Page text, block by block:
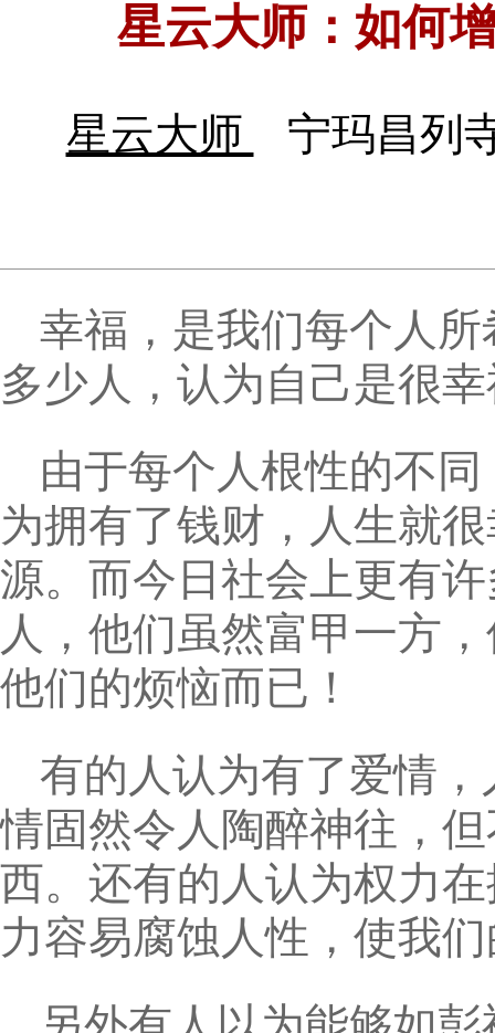
星云大师：如何
星云大师 宁玛昌列
幸福，是我们每个人
多少人，认为自己是很
由于每个人根性的不
为拥有了钱财，人生就
源。而今日社会上更有
人，他们虽然富甲一方
他们的烦恼而已！
有的人认为有了爱情
情固然令人陶醉神往，
西。还有的人认为权力
力容易腐蚀人性，使我